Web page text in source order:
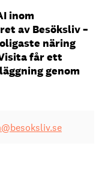
inom
av Besöksliv –
näring
får ett
genom